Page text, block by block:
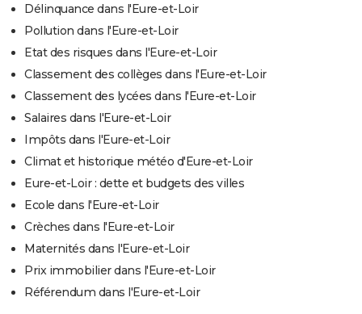
Délinquance dans l'Eure-et-Loir
Pollution dans l'Eure-et-Loir
Etat des risques dans l'Eure-et-Loir
Classement des collèges dans l'Eure-et-Loir
Classement des lycées dans l'Eure-et-Loir
Salaires dans l'Eure-et-Loir
Impôts dans l'Eure-et-Loir
Climat et historique météo d'Eure-et-Loir
Eure-et-Loir : dette et budgets des villes
Ecole dans l'Eure-et-Loir
Crèches dans l'Eure-et-Loir
Maternités dans l'Eure-et-Loir
Prix immobilier dans l'Eure-et-Loir
Référendum dans l'Eure-et-Loir